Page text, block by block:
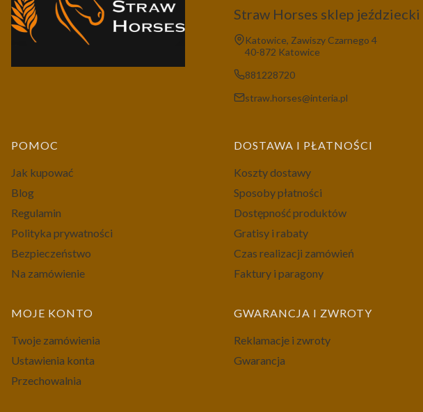
Straw Horses sklep jeździecki
Adres:
Katowice, Zawiszy Czarnego 4
40-872 Katowice
881228720
straw.horses@interia.pl
Linki w stopce
POMOC
Jak kupować
Blog
Regulamin
Polityka prywatności
Bezpieczeństwo
Na zamówienie
DOSTAWA I PŁATNOŚCI
Koszty dostawy
Sposoby płatności
Dostępność produktów
Gratisy i rabaty
Czas realizacji zamówień
Faktury i paragony
MOJE KONTO
Twoje zamówienia
Ustawienia konta
Przechowalnia
GWARANCJA I ZWROTY
Reklamacje i zwroty
Gwarancja